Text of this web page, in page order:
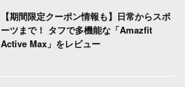
【期間限定クーポン情報も】日常からスポ
ーツまで！ タフで多機能な「Amazfit
Active Max」をレビュー